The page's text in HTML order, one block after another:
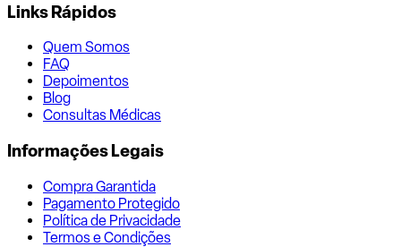
Links Rápidos
Quem Somos
FAQ
Depoimentos
Blog
Consultas Médicas
Informações Legais
Compra Garantida
Pagamento Protegido
Política de Privacidade
Termos e Condições